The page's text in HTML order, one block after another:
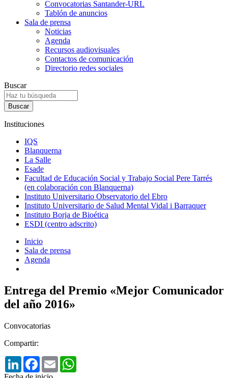
Convocatorias Santander-URL
Tablón de anuncios
Sala de prensa
Noticias
Agenda
Recursos audiovisuales
Contactos de comunicación
Directorio redes sociales
Buscar
Instituciones
IQS
Blanquerna
La Salle
Esade
Facultad de Educación Social y Trabajo Social Pere Tarrés
(en colaboración con Blanquerna)
Instituto Universitario Observatorio del Ebro
Instituto Universitario de Salud Mental Vidal i Barraquer
Instituto Borja de Bioética
ESDI (centro adscrito)
Inicio
Sala de prensa
Agenda
Entrega del Premio «Mejor Comunicador
del año 2016»
Convocatorias
Compartir:
LinkedInFacebook
Email